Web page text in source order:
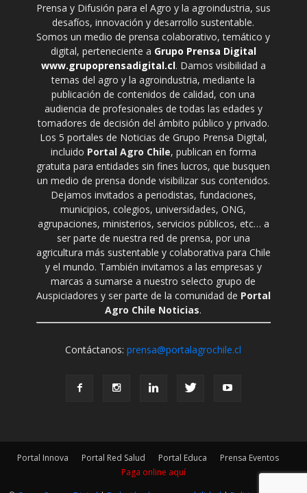
Prensa y Difusión para el Agro y la agroindustria, sus
desafíos, innovación y desarrollo sustentable.
Somos un medio de prensa colaborativo, temático y
digital, perteneciente a Grupo Prensa Digital
www.grupoprensadigital.cl. Damos visibilidad a
temas del agro y la agroindustria, mediante la
publicación de contenidos de calidad, con una
audiencia de profesionales de todas las edades y
tomadores de decisión del ámbito público y privado.
Los 5 portales de Noticias de Grupo Prensa Digital,
incluido Portal Agro Chile, publican en forma
gratuita para entidades sin fines lucros, que busquen
un medio de prensa donde visibilizar sus contenidos.
Dejamos invitados a periodistas, fundaciones,
municipios, colegios, universidades, ONG,
agrupaciones, ministerios, servicios públicos, etc… a
ser parte de nuestra red de prensa, por una
agricultura más sustentable y colaborativa para Chile
y el mundo. También invitamos a las empresas y
marcas a sumarse a nuestro selecto grupo de
Auspiciadores y ser parte de la comunidad de Portal
Agro Chile Noticias.
Contáctanos:prensa@portalagrochile.cl
Portal Innova Portal Red Salud Portal Educa
Prensa Eventos
Paga online aquí